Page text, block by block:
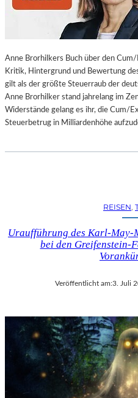
Anne Brorhilkers Buch über den
Kritik, Hintergrund und Bewertung
gilt als der größte Steuerraub der
Anne Brorhilker stand jahrelang im
Widerstände gelang es ihr, die Cum/
Steuerbetrug in Milliardenhöhe
REISEN,
Uraufführung des Karl-May-
bei den Greifenstein-
Veröffentlicht am:3. Juli